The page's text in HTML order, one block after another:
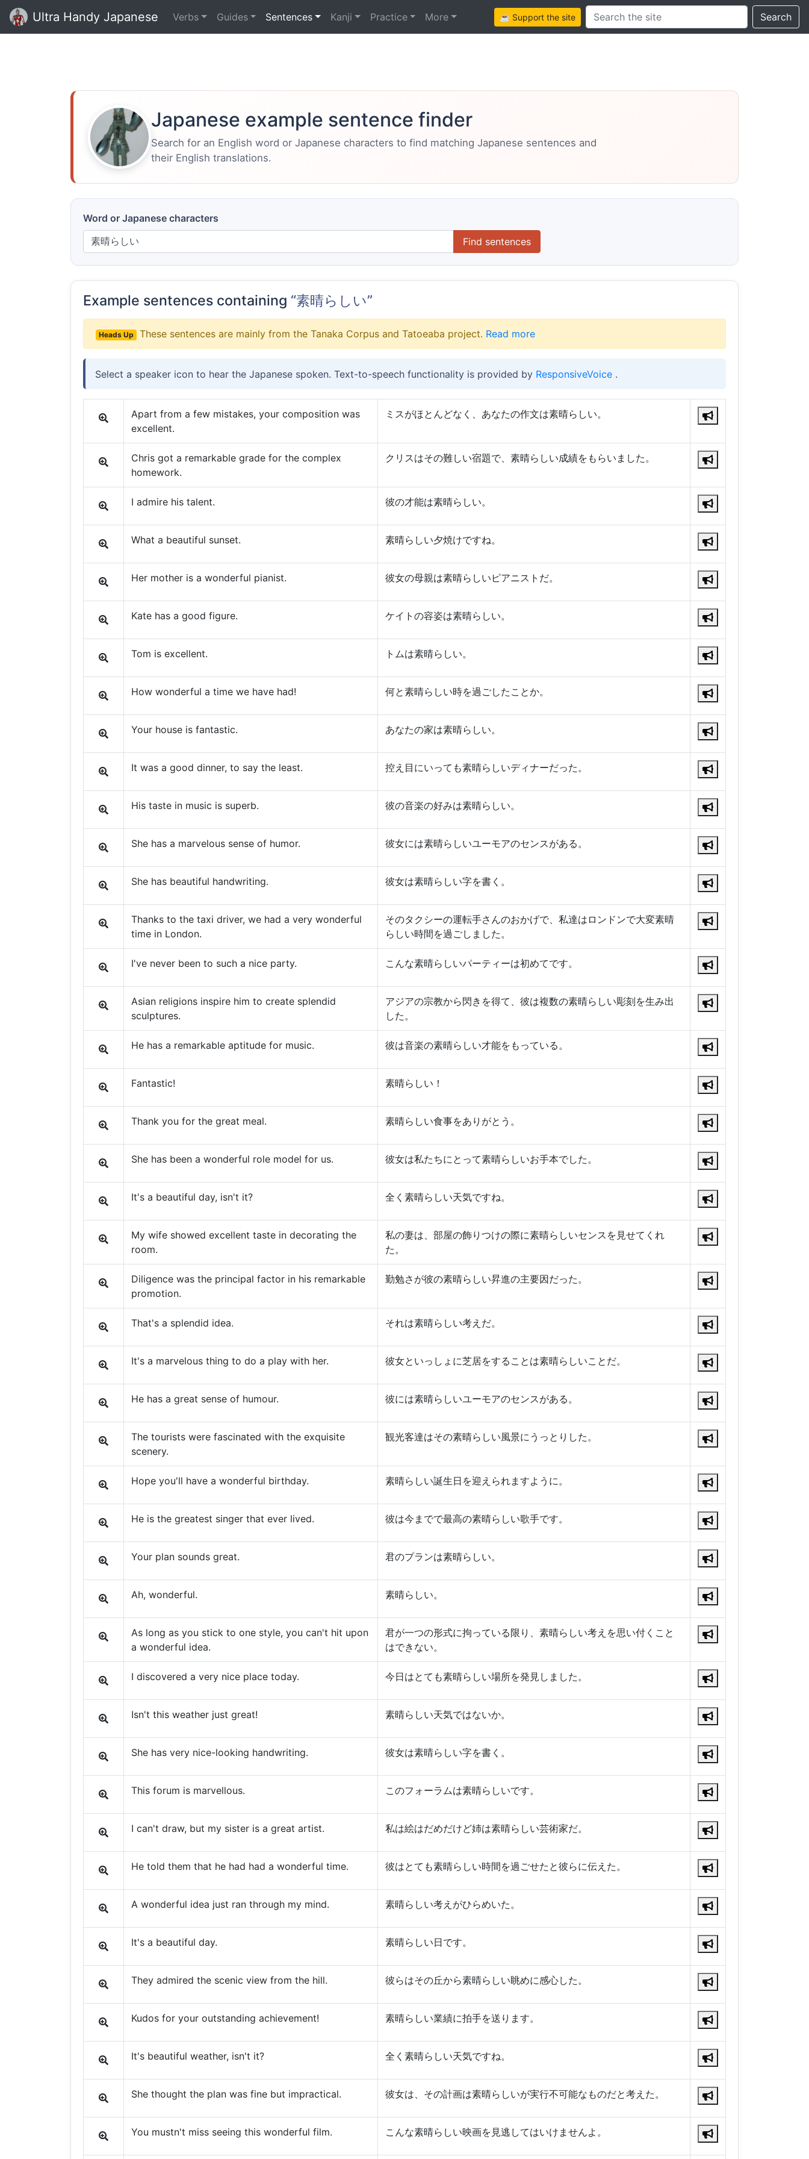
Ultra Handy Japanese Verbs Guides Sentences Kanji Practice More ☕ Support the siteSearch this site Search
Japanese example sentence finder
Search for an English word or Japanese characters to find matching Japanese sentences and
their English translations.
Word or Japanese characters
Find sentences
Example sentences containing “素晴らしい”
Heads Up These sentences are mainly from the Tanaka Corpus and Tatoeaba project. Read more
Select a speaker icon to hear the Japanese spoken. Text-to-speech functionality is provided by ResponsiveVoice .
Apart from a few mistakes, your composition was
excellent.
ミスがほとんどなく、あなたの作文は素晴らしい。
Chris got a remarkable grade for the complex
homework.
クリスはその難しい宿題で、素晴らしい成績をもらいました。
I admire his talent. 彼の才能は素晴らしい。
What a beautiful sunset. 素晴らしい夕焼けですね。
Her mother is a wonderful pianist. 彼女の母親は素晴らしいピアニストだ。
Kate has a good figure. ケイトの容姿は素晴らしい。
Tom is excellent. トムは素晴らしい。
How wonderful a time we have had! 何と素晴らしい時を過ごしたことか。
Your house is fantastic. あなたの家は素晴らしい。
It was a good dinner, to say the least. 控え目にいっても素晴らしいディナーだった。
His taste in music is superb. 彼の音楽の好みは素晴らしい。
She has a marvelous sense of humor. 彼女には素晴らしいユーモアのセンスがある。
She has beautiful handwriting. 彼女は素晴らしい字を書く。
Thanks to the taxi driver, we had a very wonderful
time in London.
そのタクシーの運転手さんのおかげで、私達はロンドンで大変素晴
らしい時間を過ごしました。
I've never been to such a nice party. こんな素晴らしいパーティーは初めてです。
Asian religions inspire him to create splendid
sculptures.
アジアの宗教から閃きを得て、彼は複数の素晴らしい彫刻を生み出
した。
He has a remarkable aptitude for music. 彼は音楽の素晴らしい才能をもっている。
Fantastic! 素晴らしい！
Thank you for the great meal. 素晴らしい食事をありがとう。
She has been a wonderful role model for us. 彼女は私たちにとって素晴らしいお手本でした。
It's a beautiful day, isn't it? 全く素晴らしい天気ですね。
My wife showed excellent taste in decorating the
room.
私の妻は、部屋の飾りつけの際に素晴らしいセンスを見せてくれ
た。
Diligence was the principal factor in his remarkable
promotion.
勤勉さが彼の素晴らしい昇進の主要因だった。
That's a splendid idea. それは素晴らしい考えだ。
It's a marvelous thing to do a play with her. 彼女といっしょに芝居をすることは素晴らしいことだ。
He has a great sense of humour. 彼には素晴らしいユーモアのセンスがある。
The tourists were fascinated with the exquisite
scenery.
観光客達はその素晴らしい風景にうっとりした。
Hope you'll have a wonderful birthday. 素晴らしい誕生日を迎えられますように。
He is the greatest singer that ever lived. 彼は今までで最高の素晴らしい歌手です。
Your plan sounds great. 君のプランは素晴らしい。
Ah, wonderful. 素晴らしい。
As long as you stick to one style, you can't hit upon
a wonderful idea.
君が一つの形式に拘っている限り、素晴らしい考えを思い付くこと
はできない。
I discovered a very nice place today. 今日はとても素晴らしい場所を発見しました。
Isn't this weather just great! 素晴らしい天気ではないか。
She has very nice-looking handwriting. 彼女は素晴らしい字を書く。
This forum is marvellous. このフォーラムは素晴らしいです。
I can't draw, but my sister is a great artist. 私は絵はだめだけど姉は素晴らしい芸術家だ。
He told them that he had had a wonderful time. 彼はとても素晴らしい時間を過ごせたと彼らに伝えた。
A wonderful idea just ran through my mind. 素晴らしい考えがひらめいた。
It's a beautiful day. 素晴らしい日です。
They admired the scenic view from the hill. 彼らはその丘から素晴らしい眺めに感心した。
Kudos for your outstanding achievement! 素晴らしい業績に拍手を送ります。
It's beautiful weather, isn't it? 全く素晴らしい天気ですね。
She thought the plan was fine but impractical. 彼女は、その計画は素晴らしいが実行不可能なものだと考えた。
You mustn't miss seeing this wonderful film. こんな素晴らしい映画を見逃してはいけませんよ。